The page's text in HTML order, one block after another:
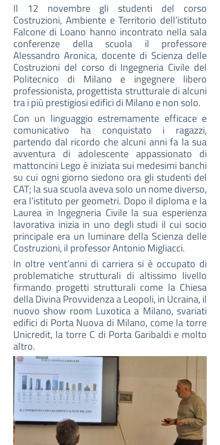
Il 12 novembre gli studenti del corso
Costruzioni, Ambiente e Territorio dell’istituto
Falcone di Loano hanno incontrato nella sala
conferenze della scuola il professore
Alessandro Aronica, docente di Scienza delle
Costruzioni del corso di Ingegneria Civile del
Politecnico di Milano e ingegnere libero
professionista, progettista strutturale di alcuni
tra i più prestigiosi edifici di Milano e non solo.
Con un linguaggio estremamente efficace e
comunicativo ha conquistato i ragazzi,
partendo dal ricordo che alcuni anni fa la sua
avventura di adolescente appassionato di
mattoncini Lego è iniziata sui medesimi banchi
su cui ogni giorno siedono ora gli studenti del
CAT; la sua scuola aveva solo un nome diverso,
era l’istituto per geometri. Dopo il diploma e la
Laurea in Ingegneria Civile la sua esperienza
lavorativa inizia in uno degli studi il cui socio
principale era un luminare della Scienza delle
Costruzioni, il professor Antonio Migliacci.
In oltre vent’anni di carriera si è occupato di
problematiche strutturali di altissimo livello
firmando progetti strutturali come la Chiesa
della Divina Provvidenza a Leopoli, in Ucraina, il
nuovo show room Luxotica a Milano, svariati
edifici di Porta Nuova di Milano, come la torre
Unicredit, la torre C di Porta Garibaldi e molto
altro.